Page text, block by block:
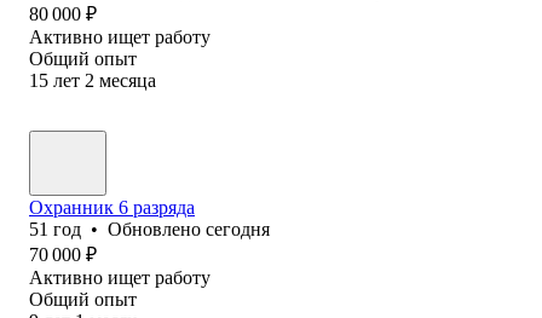
80 000 ₽
Активно ищет работу
Общий опыт
15 лет 2 месяца
Охранник 6 разряда
51 год • Обновлено сегодня
70 000 ₽
Активно ищет работу
Общий опыт